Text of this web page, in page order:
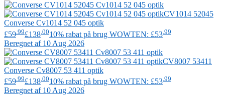
CV1014 52045
Converse Cv1014 52 045 optik
£59 .99£138 .0010% rabat på brug WOWTEN: £53 .99
Beregnet af 10 Aug 2026
CV8007 53411
Converse Cv8007 53 411 optik
£59 .99£138 .0010% rabat på brug WOWTEN: £53 .99
Beregnet af 10 Aug 2026